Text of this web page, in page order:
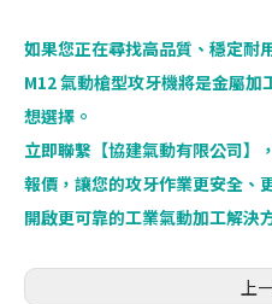
如果您正在尋找高品質、穩定耐
M12 氣動槍型攻牙機將是金屬
想選擇。
立即聯繫【協建氣動有限公司】
報價，讓您的攻牙作業更安全、
開啟更可靠的工業氣動加工解決
上